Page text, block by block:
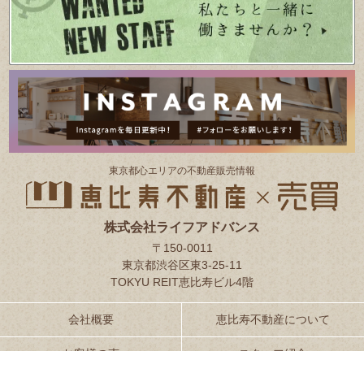
東京都⼼エリアの不動産販売情報
株式会社ライフアドバンス
〒150-0011
東京都渋谷区東3-25-11
TOKYU REIT恵比寿ビル4階
会社概要 恵比寿不動産について
お客様の声 スタッフ紹介